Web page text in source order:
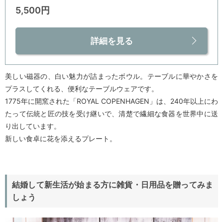
5,500円
詳細を見る
美しい磁器の、白い魅力が詰まったボウル。テーブルに華やかさを
プラスしてくれる、便利なテーブルウェアです。
1775年に開窯された「ROYAL COPENHAGEN」は、240年以上にわ
たって伝統と匠の技を受け継いで、清楚で繊細な食器を世界中に送
り出しています。
新しい食卓に花を添えるプレート。
結婚して新生活が始まる方に雑貨・日用品を贈ってみま
しょう